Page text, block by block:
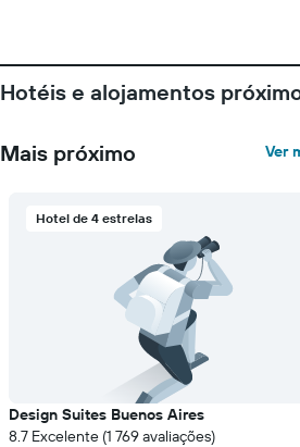
Hotéis e alojamentos
Mais próximo Ver
Hotel de 4 estrelas
Design Suites Buenos Aires
8.7 Excelente (1 769 avaliações)